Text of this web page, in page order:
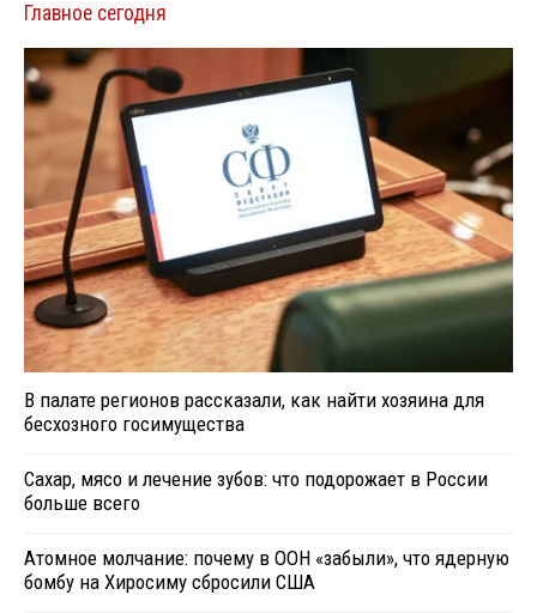
Главное сегодня
В палате регионов рассказали, как найти хозяина для
бесхозного госимущества
Сахар, мясо и лечение зубов: что подорожает в России
больше всего
Атомное молчание: почему в ООН «забыли», что ядерную
бомбу на Хиросиму сбросили США